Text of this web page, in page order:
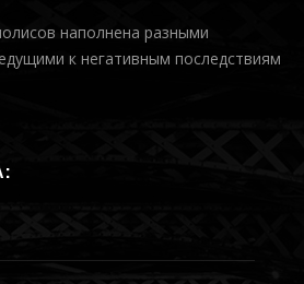
наполнена разными
к негативным последствиям